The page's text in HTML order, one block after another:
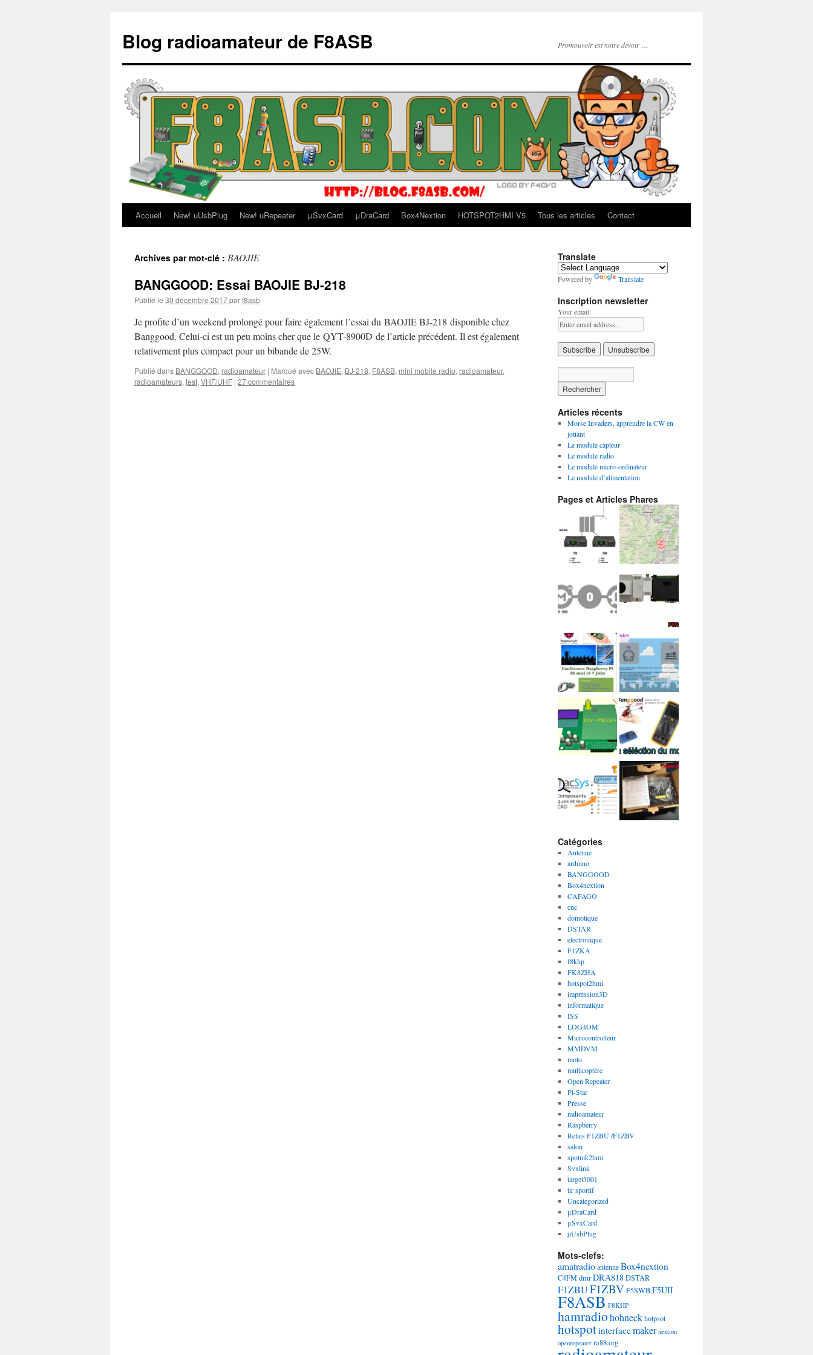
contenu
Blog radioamateur de F8ASB Promouvoir est notre devoir …
Accueil New! uUsbPlug New! uRepeater μSvxCard μDraCard Box4Nextion HOTSPOT2HMI V5 Tous les articles Contact
Archives par mot-clé : BAOJIE
BANGGOOD: Essai BAOJIE BJ-218
Publié le 30 décembre 2017parf8asb
Je profite d’un weekend prolongé pour faire également l’essai du BAOJIE BJ-218 disponible chez
Banggood. Celui-ci est un peu moins cher que le QYT-8900D de l’article précédent. Il est également
relativement plus compact pour un bibande de 25W.
Publié dans BANGGOOD, radioamateur | Marqué avec BAOJIE, BJ-218, F8ASB, mini mobile radio, radioamateur,
radioamateurs, test, VHF/UHF | 27 commentaires
Translate
Powered by Translate
Inscription newsletter
Your email:
Articles récents
Morse Invaders, apprendre la CW en
jouant
Le module capteur
Le module radio
Le module micro-ordinateur
Le module d’alimentation
Pages et Articles Phares
Catégories
Antenne
arduino
BANGGOOD
Box4nextion
CAFAGO
cnc
domotique
DSTAR
electronique
F1ZKA
f8khp
FK8ZHA
hotspot2hmi
impression3D
informatique
ISS
LOG4OM
Microcontrolleur
MMDVM
moto
multicoptère
Open Repeater
Pi-Star
Presse
radioamateur
Raspberry
Relais F1ZBU /F1ZBV
salon
spotnik2hmi
Svxlink
target3001
tir sportif
Uncategorized
μDraCard
μSvxCard
µUsbPlug
Mots-clefs:
amatradioantenneBox4nextion
C4FMdmrDRA818DSTAR
F1ZBUF1ZBV F5SWBF5UII
F8ASB F8KHP
hamradiohohneckhotpsot
hotspotinterfacemaker nextion
openrepeater ra88.org